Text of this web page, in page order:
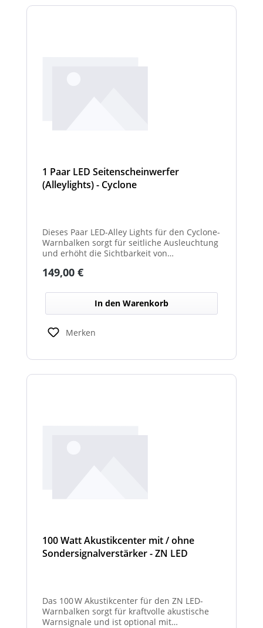
1 Paar LED Seitenscheinwerfer
(Alleylights) - Cyclone
Dieses Paar LED-Alley Lights für den Cyclone-
Warnbalken sorgt für seitliche Ausleuchtung
und erhöht die Sichtbarkeit von
Regulärer Preis:
149,00 €
In den Warenkorb
Merken
100 Watt Akustikcenter mit / ohne
Sondersignalverstärker - ZN LED
Das 100 W Akustikcenter für den ZN LED-
Warnbalken sorgt für kraftvolle akustische
Warnsignale und ist optional mit